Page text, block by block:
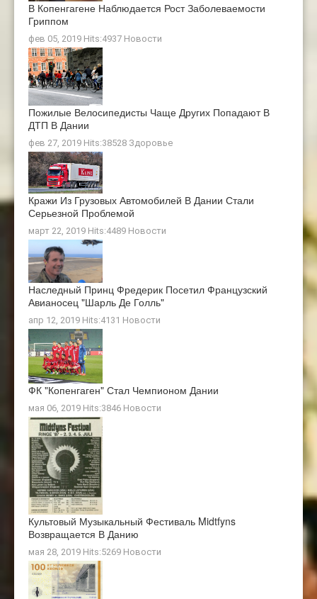
В Копенгагене Наблюдается Рост Заболеваемости
Гриппом
фев 05, 2019 Hits:4937 Новости
Пожилые Велосипедисты Чаще Других Попадают В
ДТП В Дании
фев 27, 2019 Hits:38528 Здоровье
Кражи Из Грузовых Автомобилей В Дании Стали
Серьезной Проблемой
март 22, 2019 Hits:4489 Новости
Наследный Принц Фредерик Посетил Французский
Авианосец "Шарль Де Голль"
апр 12, 2019 Hits:4131 Новости
ФК "Копенгаген" Стал Чемпионом Дании
мая 06, 2019 Hits:3846 Новости
Культовый Музыкальный Фестиваль Midtfyns
Возвращается В Данию
мая 28, 2019 Hits:5269 Новости